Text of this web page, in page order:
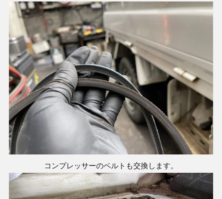
コンプレッサーのベルトも交換します。